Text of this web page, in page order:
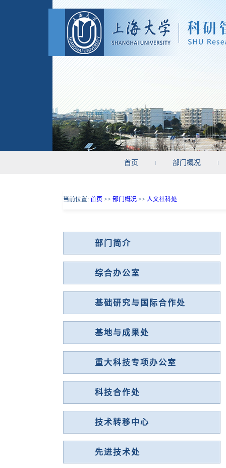
首页 部门概况
当前位置: 首页 >> 部门概况 >> 人文社科处
部门简介
综合办公室
基础研究与国际合作处
基地与成果处
重大科技专项办公室
科技合作处
技术转移中心
先进技术处